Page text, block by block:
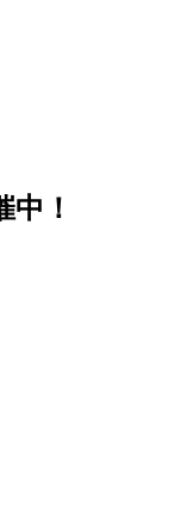
！